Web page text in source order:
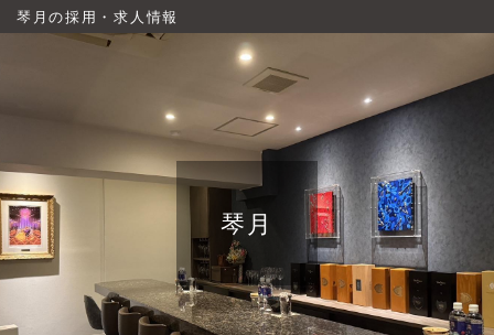
琴月の採用・求人情報
琴月